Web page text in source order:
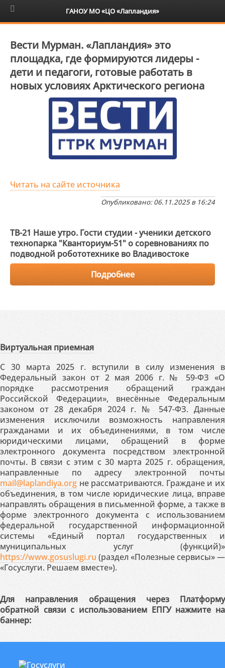
6+
Вести Мурман. «Лапландия» это
площадка, где формируются лидеры -
дети и педагоги, готовые работать в
новых условиях Арктического региона
Читать на сайте источника
Опубликовано: 06.11.2025 в 16:24
ТВ-21 Наше утро. Гости студии - ученики детского
технопарка "Кванториум-51" о соревнованиях по
подводной робототехнике во Владивостоке
Подробнее
Виртуальная приемная
С 30 марта 2025 г. вступили в силу изменения в
Федеральный закон от 2 мая 2006 г. № 59-ФЗ «О
порядке рассмотрения обращений граждан
Российской Федерации», внесённые Федеральным
законом от 28 декабря 2024 г. № 547-ФЗ. Данные
изменения исключили возможность направления
гражданами и их объединениями, в том числе
юридическими лицами, обращений в форме
электронного документа посредством электронной
почты. В связи с этим с 30 марта 2025 г. обращения,
направленные по адресу электронной почты
mail@laplandiya.org не рассматриваются. Граждане и их
объединения, в том числе юридические лица, вправе
направлять обращения в письменной форме, а также в
форме электронного документа с использованием
федеральной государственной информационной
системы «Единый портал государственных и
муниципальных услуг (функций)»
https://www.gosuslugi.ru (раздел «Полезные сервисы» —
«Госуслуги. Решаем вместе»).
Для направления обращения через Платформу
обратной связи с использованием ЕПГУ нажмите на
баннер:
ГАНОУ МО «ЦО «Лапландия»